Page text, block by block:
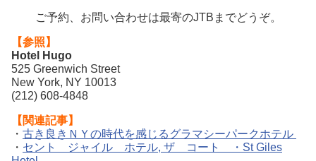
ご予約、お問い合わせは最寄のJTBまでどうぞ。
【参照】
Hotel Hugo
525 Greenwich Street
New York, NY 10013
(212) 608-4848
【関連記事】
・ 古き良きＮＹの時代を感じるグラマシーパークホテル
・ セント ジャイル ホテル, ザ コート ・St Giles